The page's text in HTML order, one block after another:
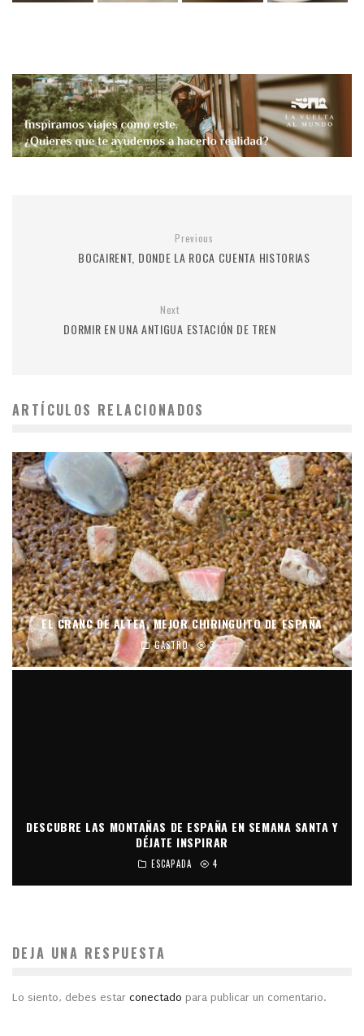
Previous
BOCAIRENT, DONDE LA ROCA CUENTA HISTORIAS
Next
DORMIR EN UNA ANTIGUA ESTACIÓN DE TREN
ARTÍCULOS RELACIONADOS
EL CRANC DE ALTEA, MEJOR CHIRINGUITO DE ESPAÑA
GASTRO 3
DESCUBRE LAS MONTAÑAS DE ESPAÑA EN SEMANA SANTA Y
DÉJATE INSPIRAR
ESCAPADA 4
DEJA UNA RESPUESTA
Lo siento, debes estar conectado para publicar un comentario.